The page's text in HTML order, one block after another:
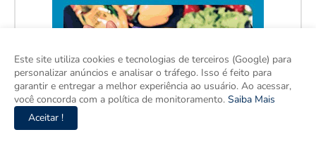
Este site utiliza cookies e tecnologias de terceiros (Google) para
personalizar anúncios e analisar o tráfego. Isso é feito para
garantir e entregar a melhor experiência ao usuário. Ao acessar,
você concorda com a política de monitoramento. Saiba Mais
Aceitar !